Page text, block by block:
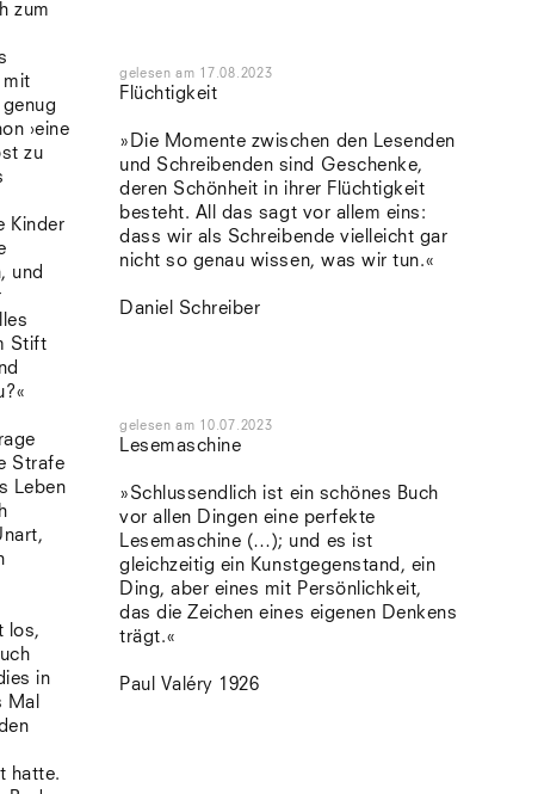
zum
mit
›eine
zu
Kinder
und
Stift
Strafe
Leben
los,
in
Mal
hatte.
Flüchtigkeit
»Die Momente zwischen den Lesenden
und Schreibenden sind Geschenke,
deren Schönheit in ihrer Flüchtigkeit
besteht. All das sagt vor allem eins:
dass wir als Schreibende vielleicht gar
nicht so genau wissen, was wir tun.«
Daniel Schreiber
gelesen am 17.08.2023
Lesemaschine
»Schlussendlich ist ein schönes Buch
vor allen Dingen eine perfekte
Lesemaschine (…); und es ist
gleichzeitig ein Kunstgegenstand, ein
Ding, aber eines mit Persönlichkeit,
das die Zeichen eines eigenen Denkens
trägt.«
Paul Valéry 1926
gelesen am 10.07.2023